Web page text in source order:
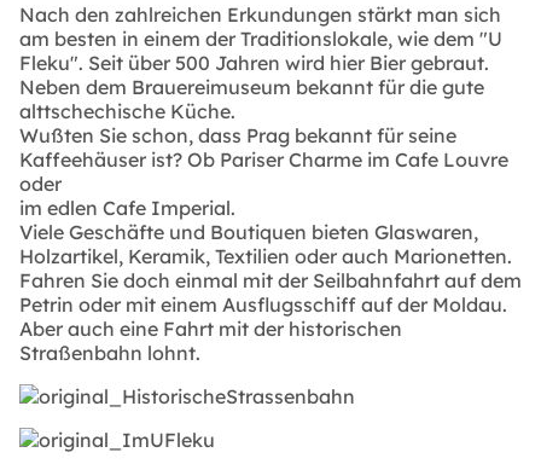
Nach den zahlreichen Erkundungen stärkt man sich
am besten in einem der Traditionslokale, wie dem "U
Fleku". Seit über 500 Jahren wird hier Bier gebraut.
Neben dem Brauereimuseum bekannt für die gute
alttschechische Küche.
Wußten Sie schon, dass Prag bekannt für seine
Kaffeehäuser ist? Ob Pariser Charme im Cafe Louvre
oder
im edlen Cafe Imperial.
Viele Geschäfte und Boutiquen bieten Glaswaren,
Holzartikel, Keramik, Textilien oder auch Marionetten.
Fahren Sie doch einmal mit der Seilbahnfahrt auf dem
Petrin oder mit einem Ausflugsschiff auf der Moldau.
Aber auch eine Fahrt mit der historischen
Straßenbahn lohnt.